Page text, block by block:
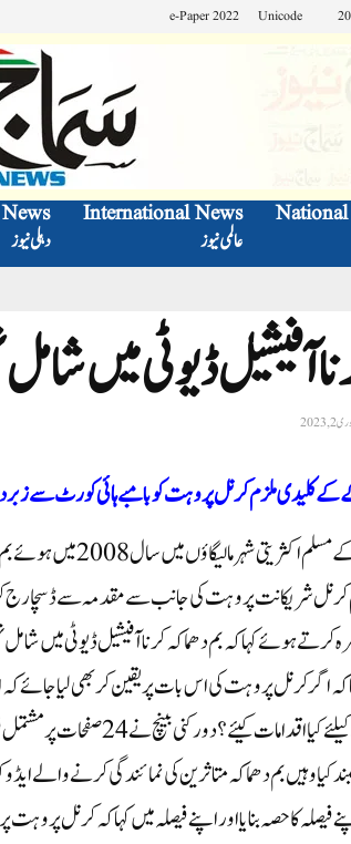
Unicode
e-Paper 2022
International News
عالمی نیوز
دہلی نیوز
آفیشیل ڈیوٹی میں
2, 2023
شریکانت پروہت کی جانب سے مقدمہ سے ڈسچارج
کرتے ہوئے کہا کہ بم دھماکہ کرنا آفیشیل ڈیوٹی
کہ اگر کرنل پروہت کی اس بات پر یقین کربھی لیا جائے
تو اس نے بم دھماکہ روکنے
کیا وہیں بم دھماکہ متاثرین کی نمائندگی کرنے والے
فیصلہ کا حصہ بنایا اور اپنے فیصلہ میں کہا کہ کرنل